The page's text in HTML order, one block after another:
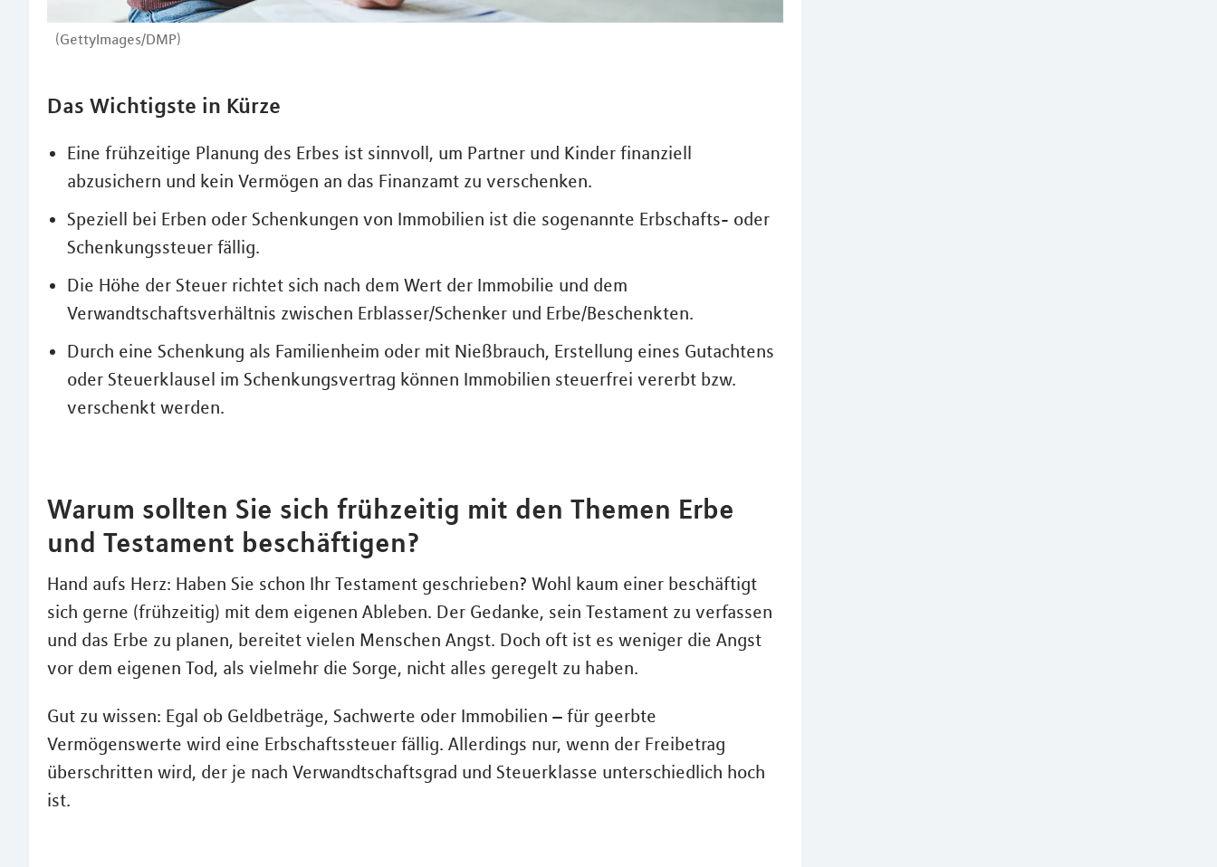
(GettyImages/DMP)
Das Wichtigste in Kürze
Eine frühzeitige Planung des Erbes ist sinnvoll, um Partner und Kinder finanziell
abzusichern und kein Vermögen an das Finanzamt zu verschenken.
Speziell bei Erben oder Schenkungen von Immobilien ist die sogenannte Erbschafts- oder
Schenkungssteuer fällig.
Die Höhe der Steuer richtet sich nach dem Wert der Immobilie und dem
Verwandtschaftsverhältnis zwischen Erblasser/Schenker und Erbe/Beschenkten.
Durch eine Schenkung als Familienheim oder mit Nießbrauch, Erstellung eines Gutachtens
oder Steuerklausel im Schenkungsvertrag können Immobilien steuerfrei vererbt bzw.
verschenkt werden.
Warum sollten Sie sich frühzeitig mit den Themen Erbe
und Testament beschäftigen?
Hand aufs Herz: Haben Sie schon Ihr Testament geschrieben? Wohl kaum einer beschäftigt
sich gerne (frühzeitig) mit dem eigenen Ableben. Der Gedanke, sein Testament zu verfassen
und das Erbe zu planen, bereitet vielen Menschen Angst. Doch oft ist es weniger die Angst
vor dem eigenen Tod, als vielmehr die Sorge, nicht alles geregelt zu haben.
Gut zu wissen: Egal ob Geldbeträge, Sachwerte oder Immobilien – für geerbte
Vermögenswerte wird eine Erbschaftssteuer fällig. Allerdings nur, wenn der Freibetrag
überschritten wird, der je nach Verwandtschaftsgrad und Steuerklasse unterschiedlich hoch
ist.